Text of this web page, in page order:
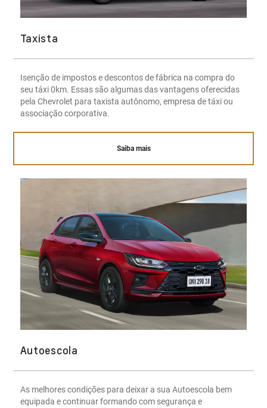
Taxista
Isenção de impostos e descontos de fábrica na compra do
seu táxi 0km. Essas são algumas das vantagens oferecidas
pela Chevrolet para taxista autônomo, empresa de táxi ou
associação corporativa.
Saiba mais
Autoescola
As melhores condições para deixar a sua Autoescola bem
equipada e continuar formando com segurança e